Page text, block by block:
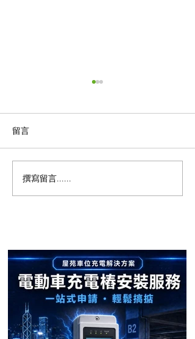
【屯門南浪海灣成功安
裝！電動車主告別充電煩
留言
撰寫留言......